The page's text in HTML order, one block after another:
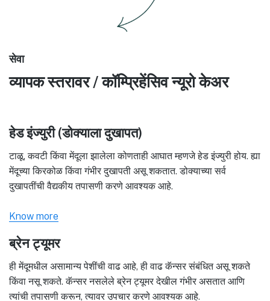
सेवा
व्यापक स्तरावर / कॉम्प्रिहेंसिव न्यूरो केअर
हेड इंज्युरी (डोक्याला दुखापत)
टाळू, कवटी किंवा मेंदूला झालेला कोणताही आघात म्हणजे हेड इंज्युरी होय. ह्या
मेंदूच्या किरकोळ किंवा गंभीर दुखापती असू शकतात. डोक्याच्या सर्व
दुखापतींची वैद्यकीय तपासणी करणे आवश्यक आहे.
Know more
ब्रेन ट्यूमर
ही मेंदूमधील असामान्य पेशींची वाढ आहे, ही वाढ कॅन्सर संबंधित असू शकते
किंवा नसू शकते. कॅन्सर नसलेले ब्रेन ट्यूमर देखील गंभीर असतात आणि
त्यांची तपासणी करून, त्यावर उपचार करणे आवश्यक आहे.